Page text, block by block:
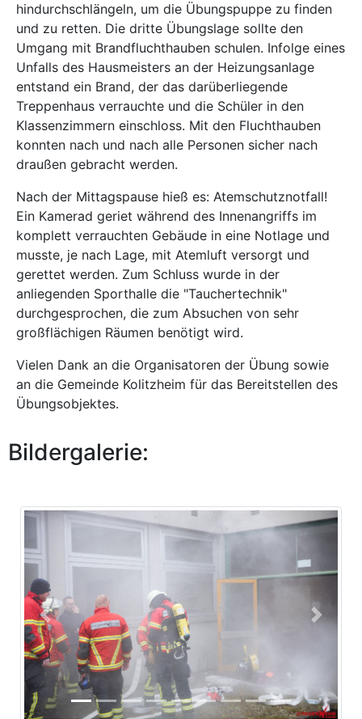
hindurchschlängeln, um die Übungspuppe zu finden
und zu retten. Die dritte Übungslage sollte den
Umgang mit Brandfluchthauben schulen. Infolge eines
Unfalls des Hausmeisters an der Heizungsanlage
entstand ein Brand, der das darüberliegende
Treppenhaus verrauchte und die Schüler in den
Klassenzimmern einschloss. Mit den Fluchthauben
konnten nach und nach alle Personen sicher nach
draußen gebracht werden.
Nach der Mittagspause hieß es: Atemschutznotfall!
Ein Kamerad geriet während des Innenangriffs im
komplett verrauchten Gebäude in eine Notlage und
musste, je nach Lage, mit Atemluft versorgt und
gerettet werden. Zum Schluss wurde in der
anliegenden Sporthalle die "Tauchertechnik"
durchgesprochen, die zum Absuchen von sehr
großflächigen Räumen benötigt wird.
Vielen Dank an die Organisatoren der Übung sowie
an die Gemeinde Kolitzheim für das Bereitstellen des
Übungsobjektes.
Bildergalerie:
Previous Next